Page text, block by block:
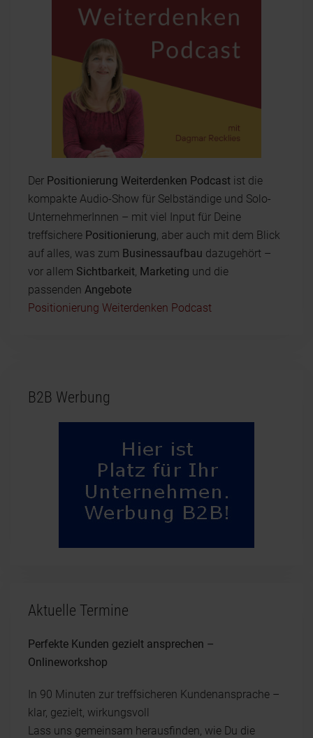
Der Positionierung Weiterdenken Podcast ist die
kompakte Audio-Show für Selbständige und Solo-
UnternehmerInnen – mit viel Input für Deine
treffsichere Positionierung, aber auch mit dem Blick
auf alles, was zum Businessaufbau dazugehört –
vor allem Sichtbarkeit, Marketing und die
passenden Angebote
Positionierung Weiterdenken Podcast
B2B Werbung
Aktuelle Termine
Perfekte Kunden gezielt ansprechen –
Onlineworkshop
In 90 Minuten zur treffsicheren Kundenansprache –
klar, gezielt, wirkungsvoll
Lass uns gemeinsam herausfinden, wie Du die